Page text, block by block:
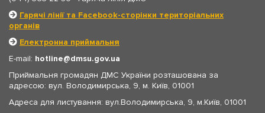
Гарячі лінії та Facebook-сторінки територіальних
органів
Електронна приймальня
E-mail: hotline
dmsu.gov.ua
Приймальня громадян ДМС України розташована за
адресою: вул. Володимирська, 9, м. Київ, 01001
Адреса для листування: вул.Володимирська, 9, м.Київ, 01001